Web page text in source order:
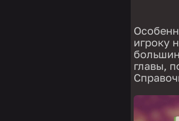
игроку
главы,